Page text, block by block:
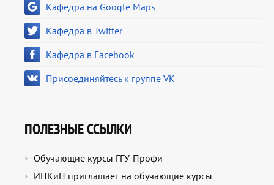
Кафедра на Google Maps
Кафедра в Twitter
Кафедра в Facebook
Присоединяйтесь к группе VK
ПОЛЕЗНЫЕ ССЫЛКИ
Обучающие курсы ГГУ-Профи
ИПКиП приглашает на обучающие курсы